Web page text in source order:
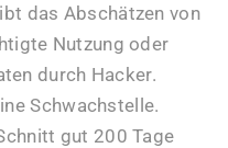
das Abschätzen von
Nutzung oder
durch Hacker.
Schwachstelle.
gut 200 Tage